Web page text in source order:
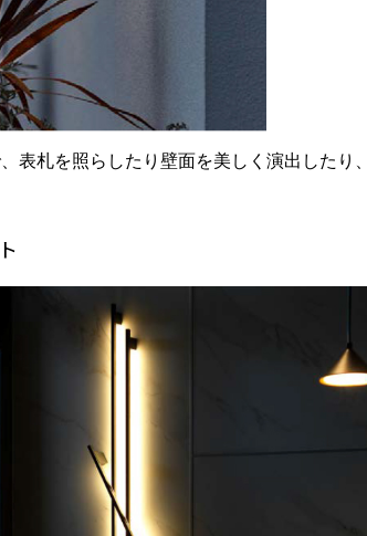
表札を照らしたり壁面を美しく演出したり